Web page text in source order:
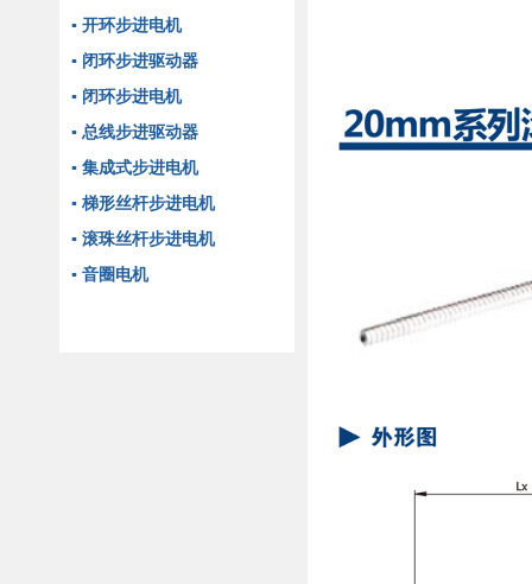
▪ 开环步进电机
▪ 闭环步进驱动器
▪ 闭环步进电机
▪ 总线步进驱动器
▪ 集成式步进电机
▪ 梯形丝杆步进电机
▪ 滚珠丝杆步进电机
▪ 音圈电机